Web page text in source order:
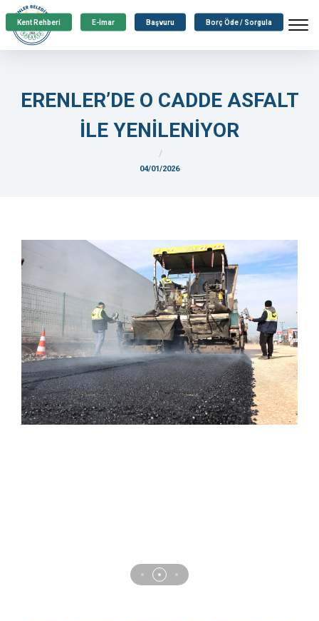
Kent Rehberi E-İmar Başvuru Borç Öde / Sorgula
ERENLER’DE O CADDE ASFALT
İLE YENİLENİYOR
04/01/2026